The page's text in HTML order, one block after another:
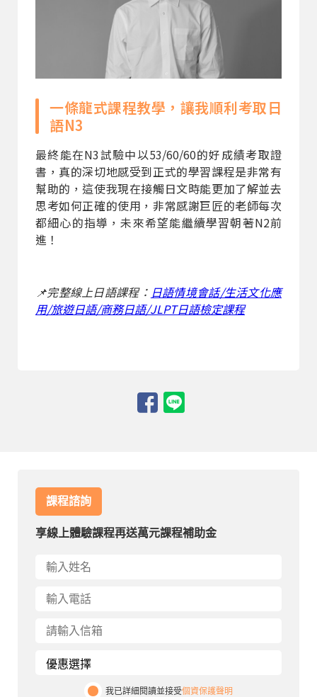
一條龍式課程教學，讓我順利考取日
語N3
最終能在N3試驗中以53/60/60的好成績考取證
書，真的深切地感受到正式的學習課程是非常有
幫助的，這使我現在接觸日文時能更加了解並去
思考如何正確的使用，非常感謝巨匠的老師每次
都細心的指導，未來希望能繼續學習朝著N2前
進！
📌完整線上日語課程： 日語情境會話/生活文化應
用/旅遊日語/商務日語/JLPT日語檢定課程
課程諮詢
享線上體驗課程再送萬元課程補助金
我已詳細閱讀並接受個資保護聲明